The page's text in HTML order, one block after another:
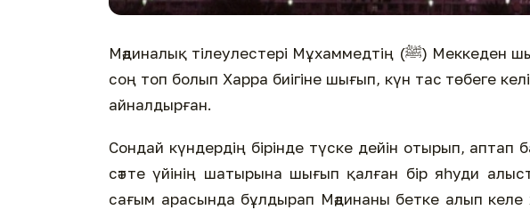
Мәдиналық тілеулестері Мұхаммедтің (ﷺ) Меккеден шыққанын естігелі бері таң намазынан
соң топ болып Харра биігіне шығып, күн тас төбеге
айналдырған.
Сондай күндердің бірінде түске дейін отырып, аптап
сәтте үйінің шатырына шығып қалған бір яһуди
сағым арасында бұлдырап Мәдинаны бетке алып